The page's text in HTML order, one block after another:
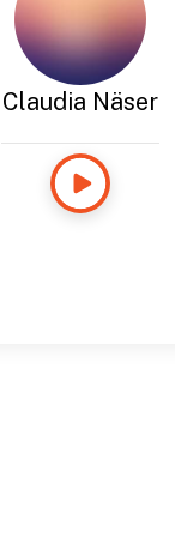
Claudia Näser